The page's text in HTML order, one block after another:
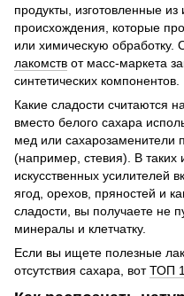
продукты, изготовленные
происхождения, которые
или химическую обработку.
лакомств от масс-маркета
синтетических компонентов.
Какие сладости считаются
вместо белого сахара
мед или сахарозаменители
(например, стевия). В таких
искусственных усилителей
ягод, орехов, пряностей и
сладости, вы получаете не
минералы и клетчатку.
Если вы ищете полезные
отсутствия сахара, вотТОП